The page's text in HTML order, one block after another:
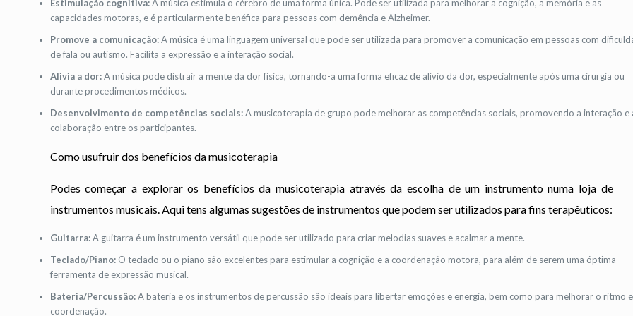
Estimulação cognitiva:A música estimula o cérebro de uma forma única. Pode ser utilizada para melhorar a cognição, a memória e as
capacidades motoras, e é particularmente benéfica para pessoas com demência e Alzheimer.
Promove a comunicação:A música é uma linguagem universal que pode ser utilizada para promover a comunicação em pessoas com
de fala ou autismo. Facilita a expressão e a interação social.
Alivia a dor:A música pode distrair a mente da dor física, tornando-a uma forma eficaz de alívio da dor, especialmente após uma cirurgia ou
durante procedimentos médicos.
Desenvolvimento de competências sociais:A musicoterapia de grupo pode melhorar as competências sociais, promovendo a interação e
colaboração entre os participantes.
Como usufruir dos benefícios da musicoterapia
Podes começar a explorar os benefícios da musicoterapia através da escolha de um instrumento numa loja de
instrumentos musicais. Aqui tens algumas sugestões de instrumentos que podem ser utilizados para fins terapêuticos:
Guitarra:A guitarra é um instrumento versátil que pode ser utilizado para criar melodias suaves e acalmar a mente.
Teclado/Piano: O teclado ou o piano são excelentes para estimular a cognição e a coordenação motora, para além de serem uma óptima
ferramenta de expressão musical.
Bateria/Percussão:A bateria e os instrumentos de percussão são ideais para libertar emoções e energia, bem como para melhorar o ritmo
coordenação.